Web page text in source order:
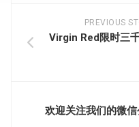
PREVIOUS
Virgin Red限时三
欢迎关注我们的微